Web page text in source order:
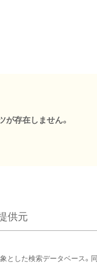
が存在しません。
供元
した検索データベース。